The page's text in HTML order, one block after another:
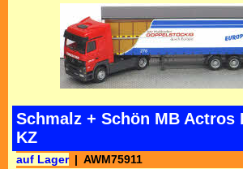
Schmalz + Schön MB Actros
KZ
auf Lager AWM75911